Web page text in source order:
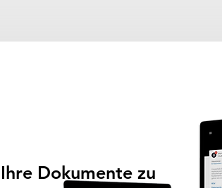
Dokumente zu